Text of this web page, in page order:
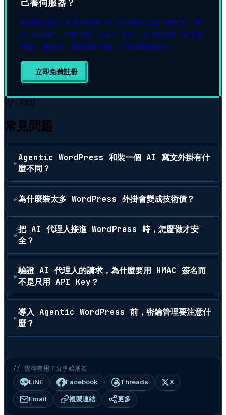
RoamerHost 幫你把開源 AI 與自動化工具一鍵代管：獨
立 Docker、自動 SSL、24/7 監控，60 秒上線。省下租
機器、裝環境、顧維運的力氣，訂閱就能開始用。
立即免費註冊
// FAQ
常見問題
Agentic WordPress 和裝一個 AI 寫文外掛有什
麼不同？
為什麼裝太多 WordPress 外掛會變成技術債？
把 AI 代理人接進 WordPress 時，怎麼做才安
全？
驗證 AI 代理人的請求，為什麼要用 HMAC 簽名而
不是只用 API Key？
導入 Agentic WordPress 前，密鑰管理要注意什
麼？
// 覺得有用？分享給朋友
LINE Facebook Threads X
Email 複製連結 更多